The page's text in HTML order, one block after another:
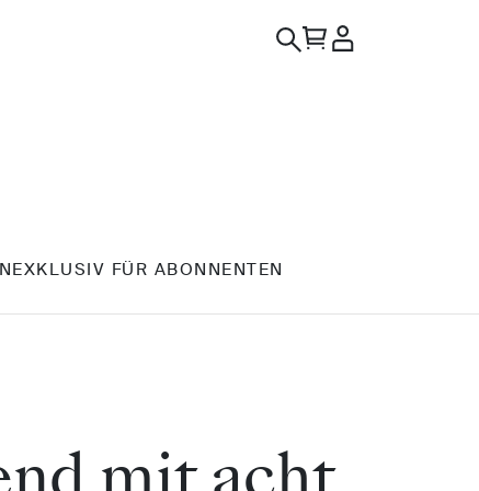
EXKLUSIV FÜR ABONNENTEN